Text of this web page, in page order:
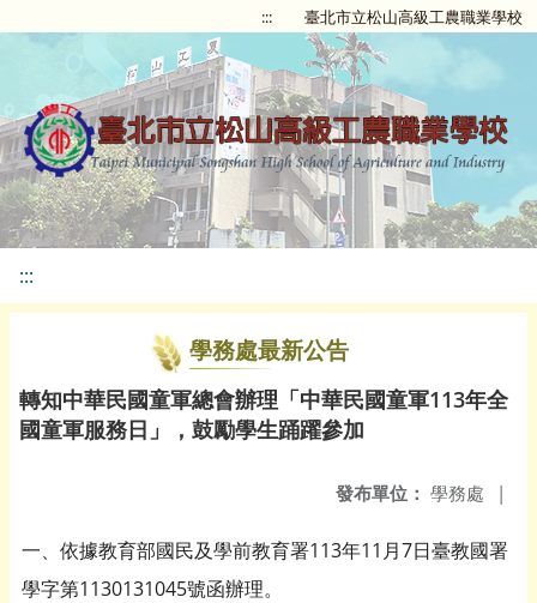
::: 臺北市立松山高級工農職業學校
:::
學務處最新公告
轉知中華民國童軍總會辦理「中華民國童軍113年全
國童軍服務日」，鼓勵學生踊躍參加
發布單位： 學務處 |
一、依據教育部國民及學前教育署113年11月7日臺教國署
學字第1130131045號函辦理。